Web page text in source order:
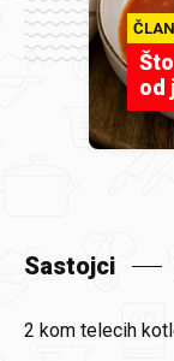
od
Sastojci
2 kom telecih